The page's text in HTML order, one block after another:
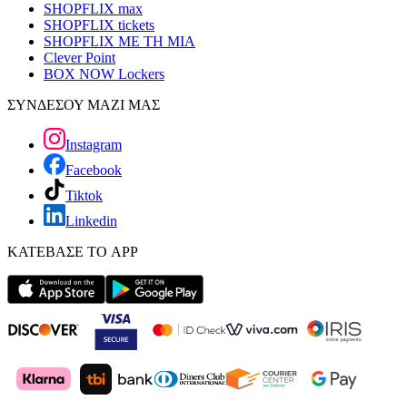
SHOPFLIX max
SHOPFLIX tickets
SHOPFLIX ΜΕ ΤΗ ΜΙΑ
Clever Point
BOX NOW Lockers
ΣΥΝΔΕΣΟΥ ΜΑΖΙ ΜΑΣ
Instagram
Facebook
Tiktok
Linkedin
ΚΑΤΕΒΑΣΕ ΤΟ APP